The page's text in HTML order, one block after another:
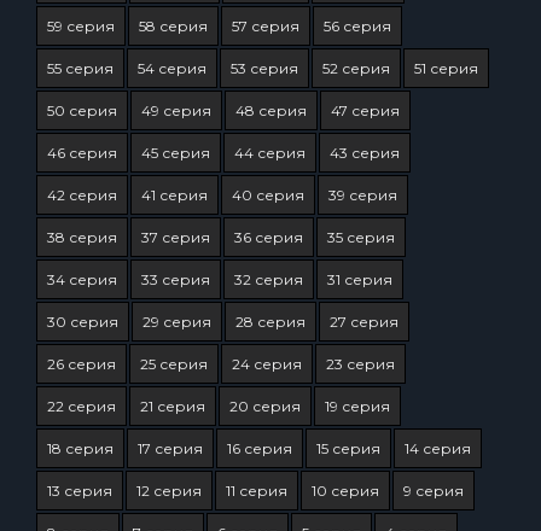
59 серия 58 серия 57 серия 56 серия
55 серия 54 серия 53 серия 52 серия 51 серия
50 серия 49 серия 48 серия 47 серия
46 серия 45 серия 44 серия 43 серия
42 серия 41 серия 40 серия 39 серия
38 серия 37 серия 36 серия 35 серия
34 серия 33 серия 32 серия 31 серия
30 серия 29 серия 28 серия 27 серия
26 серия 25 серия 24 серия 23 серия
22 серия 21 серия 20 серия 19 серия
18 серия 17 серия 16 серия 15 серия 14 серия
13 серия 12 серия 11 серия 10 серия 9 серия